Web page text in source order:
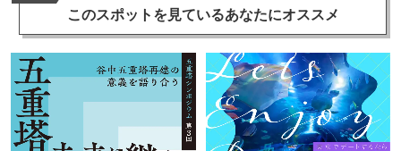
このスポットを見ているあなたにオススメ